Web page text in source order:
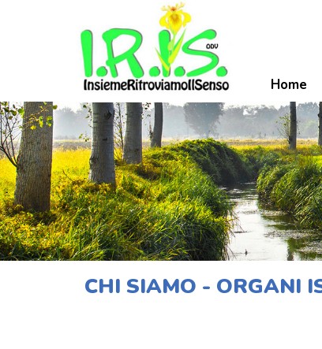
Home
CHI SIAMO - ORGANI